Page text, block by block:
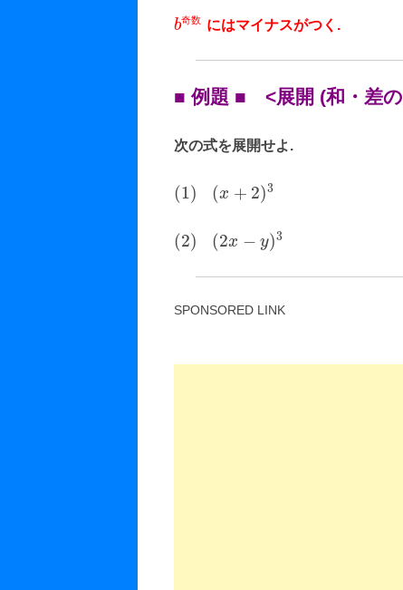
b奇数 にはマイナスがつく.
■ 例題 ■ <展開 (和・差
次の式を展開せよ.
(1) (x + 2)3
(2) (2x − y)3
SPONSORED LINK